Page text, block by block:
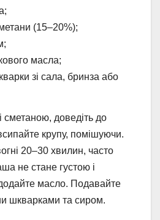
(15–20%);
масла;
зі сала, бринза або
сметаною, доведіть до
крупу, помішуючи.
20–30 хвилин, часто
не стане густою і
масло. Подавайте
шкварками та сиром.